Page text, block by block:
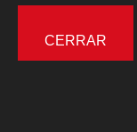
CERRAR